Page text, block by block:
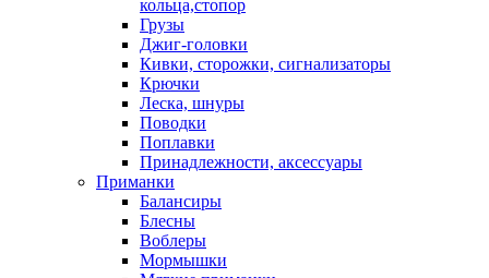
кольца,стопор
Грузы
Джиг-головки
Кивки, сторожки, сигнализаторы
Крючки
Леска, шнуры
Поводки
Поплавки
Принадлежности, аксессуары
Приманки
Балансиры
Блесны
Воблеры
Мормышки